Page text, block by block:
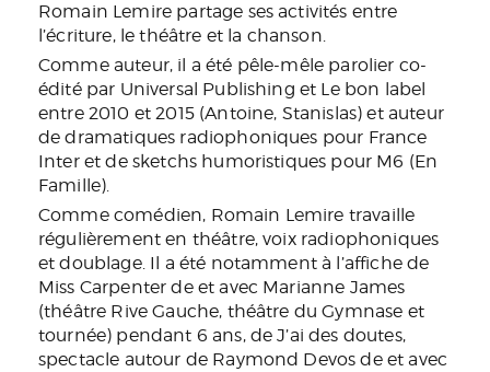
Romain Lemire partage ses activités entre
l’écriture, le théâtre et la chanson.
Comme auteur, il a été pêle-mêle parolier co-
édité par Universal Publishing et Le bon label
entre 2010 et 2015 (Antoine, Stanislas) et auteur
de dramatiques radiophoniques pour France
Inter et de sketchs humoristiques pour M6 (En
Famille).
Comme comédien, Romain Lemire travaille
régulièrement en théâtre, voix radiophoniques
et doublage. Il a été notamment à l’affiche de
Miss Carpenter de et avec Marianne James
(théâtre Rive Gauche, théâtre du Gymnase et
tournée) pendant 6 ans, deJ’ai des doutes,
spectacle autour de Raymond Devos de et avec